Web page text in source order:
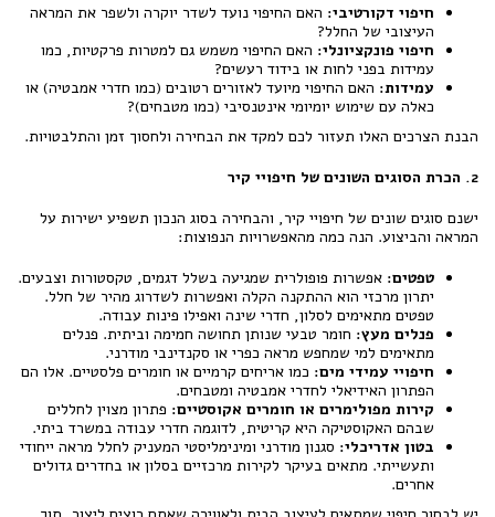
חיפוי דקורטיבי: האם החיפוי נועד לשדר יוקרה ולשפר את המראה
העיצובי של החלל?
חיפוי פונקציונלי: האם החיפוי משמש גם למטרות פרקטיות, כמו
עמידות בפני לחות או בידוד רעשים?
עמידות: האם החיפוי מיועד לאזורים רטובים (כמו חדרי אמבטיה) או
כאלה עם שימוש יומיומי אינטנסיבי (כמו מטבחים)?
הבנת הצרכים האלו תעזור לכם למקד את הבחירה ולחסוך זמן והתלבטויות.
2. הכרת הסוגים השונים של חיפויי קיר
ישנם סוגים שונים של חיפויי קיר, והבחירה בסוג הנכון תשפיע ישירות על
המראה והביצוע. הנה כמה מהאפשרויות הנפוצות:
טפטים: אפשרות פופולרית שמגיעה בשלל דגמים, טקסטורות וצבעים.
יתרון מרכזי הוא ההתקנה הקלה ואפשרות לשדרוג מהיר של חלל.
טפטים מתאימים לסלון, חדרי שינה ואפילו פינות עבודה.
פנלים מעץ: חומר טבעי שנותן תחושה חמימה וביתית. פנלים
מתאימים למי שמחפש מראה כפרי או סקנדינבי מודרני.
חיפויי עמידי מים: כמו אריחים קרמיים או חומרים פלסטיים. אלו הם
הפתרון האידיאלי לחדרי אמבטיה ומטבחים.
קירות מפולימרים או חומרים אקוסטיים: פתרון מצוין לחללים
שבהם האקוסטיקה היא קריטית, לדוגמה חדרי עבודה במשרד ביתי.
בטון אדריכלי: סגנון מודרני ומינימליסטי המעניק לחלל מראה ייחודי
ותעשייתי. מתאים בעיקר לקירות מרכזיים בסלון או בחדרים גדולים
אחרים.